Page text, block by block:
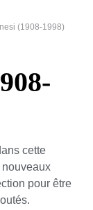
(1908-1998)
cette
pour être